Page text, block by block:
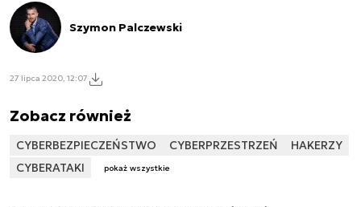
Szymon Palczewski
27 lipca 2020, 12:07
Zobacz również
CYBERBEZPIECZEŃSTWO CYBERPRZESTRZEŃ
HAKERZY
CYBERATAKI
pokaż wszystkie